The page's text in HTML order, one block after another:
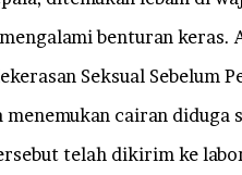
benturan
Seksual Sebelum
menemukan cairan diduga
telah dikirim ke